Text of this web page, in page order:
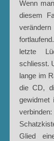
Wenn man so viel Zeit hat, eine Sendung zu planen, in
diesem
letzte
schliesst.
lange im
die CD,
gewidmet
Glied